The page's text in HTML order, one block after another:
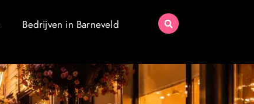
Bedrijven in Barneveld